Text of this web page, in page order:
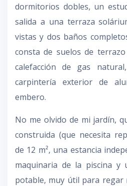
dormitorios dobles, un
salida a una terraza
vistas y dos baños
consta de suelos de
calefacción de gas
carpintería exterior de
embero.
No me olvido de mi jardín,
construida (que necesita
de 12 m², una estancia
maquinaria de la piscina
potable, muy útil para regar